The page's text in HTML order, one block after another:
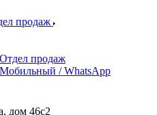
продаж
Отдел продаж
Мобильный / WhatsApp
дом 46с2